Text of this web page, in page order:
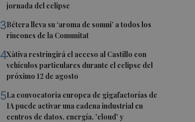
jornada del eclipse
3Bétera lleva su ‘aroma de somni’ a todos los
rincones de la Comunitat
4Xàtiva restringirá el acceso al Castillo con
vehículos particulares durante el eclipse del
próximo 12 de agosto
5La convocatoria europea de gigafactorías de
IA puede activar una cadena industrial en
centros de datos, energía, 'cloud' y